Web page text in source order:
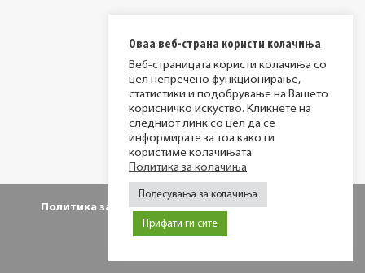
© 2026 МИР фондација
Политика за приватност Политика за колачиња
Оваа веб-страна користи колачиња
Веб-страницата користи колачиња со
цел непречено функционирање,
статистики и подобрување на Вашето
корисничко искуство. Кликнете на
следниот линк со цел да се
информирате за тоа како ги
користиме колачињата:
Политика за колачиња
Подесувања за колачиња
Прифати ги сите